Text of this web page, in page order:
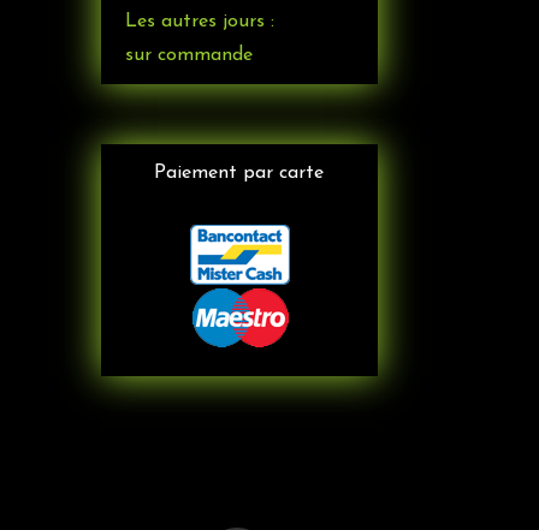
Les autres jours :
sur commande
Paiement par carte